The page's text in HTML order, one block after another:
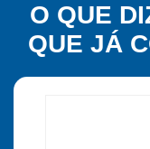
O QUE
QUE JÁ